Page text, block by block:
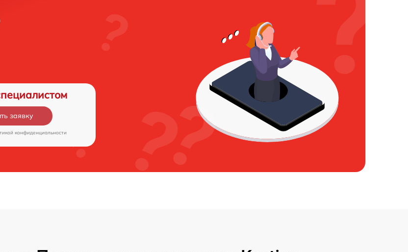
заявку
конфиденциальности